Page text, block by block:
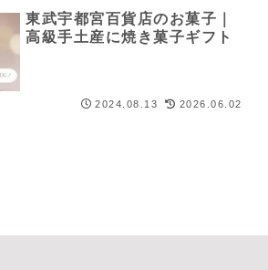
東武宇都宮百貨店のお菓子｜
高級手土産に焼き菓子ギフト
2024.08.13 2026.06.02